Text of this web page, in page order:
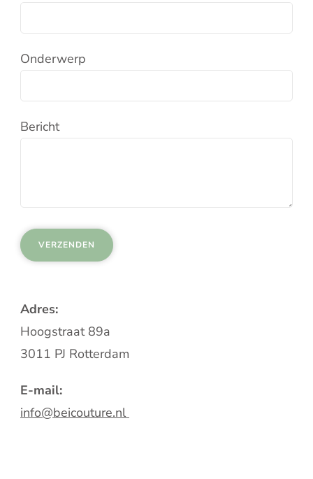
Onderwerp
Bericht
Adres:
Hoogstraat 89a
3011 PJ Rotterdam
E-mail:
info@beicouture.nl